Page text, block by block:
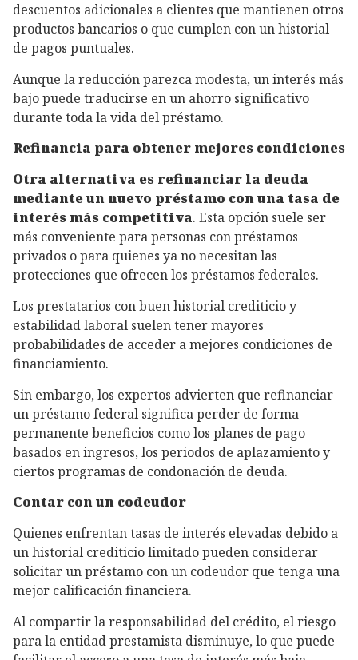
descuentos adicionales a clientes que mantienen otros
productos bancarios o que cumplen con un historial
de pagos puntuales.
Aunque la reducción parezca modesta, un interés más
bajo puede traducirse en un ahorro significativo
durante toda la vida del préstamo.
Refinancia para obtener mejores condiciones
Otra alternativa es refinanciar la deuda
mediante un nuevo préstamo con una tasa de
interés más competitiva. Esta opción suele ser
más conveniente para personas con préstamos
privados o para quienes ya no necesitan las
protecciones que ofrecen los préstamos federales.
Los prestatarios con buen historial crediticio y
estabilidad laboral suelen tener mayores
probabilidades de acceder a mejores condiciones de
financiamiento.
Sin embargo, los expertos advierten que refinanciar
un préstamo federal significa perder de forma
permanente beneficios como los planes de pago
basados en ingresos, los periodos de aplazamiento y
ciertos programas de condonación de deuda.
Contar con un codeudor
Quienes enfrentan tasas de interés elevadas debido a
un historial crediticio limitado pueden considerar
solicitar un préstamo con un codeudor que tenga una
mejor calificación financiera.
Al compartir la responsabilidad del crédito, el riesgo
para la entidad prestamista disminuye, lo que puede